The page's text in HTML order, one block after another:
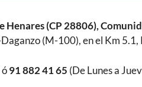
Henares (CP 28806),
(M-100), en el Km 5.1,
ó91 882 41 65 (De Lunes a